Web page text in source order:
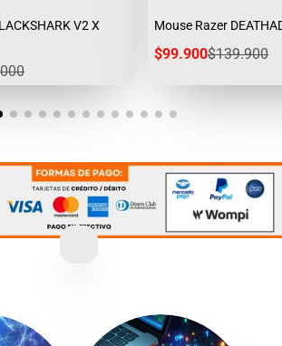
V2 X
Mouse Razer
Precio
$99.900Precio
$139.900